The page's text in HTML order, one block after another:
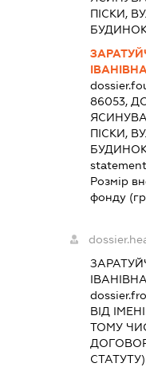
ПІСКИ,
БУДИНОК
ІВАНІВНА
86053,
ПІСКИ,
БУДИНОК
Розмір
фонду
ІВАНІВНА
ВІД
ТОМУ
СТАТУТУ)